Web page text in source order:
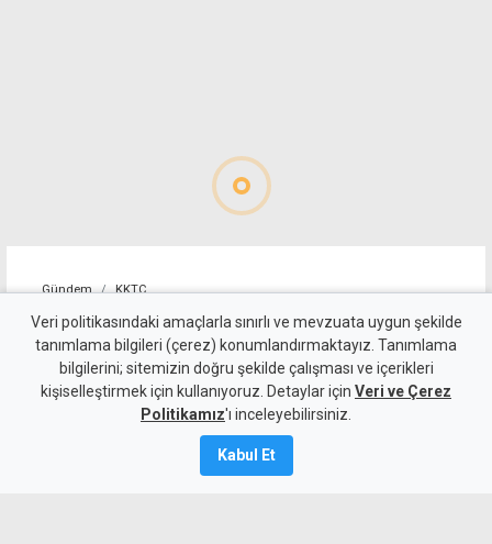
Gündem KKTC
520 sürücü rapor edildi: Hız
ihlali ilk sırada, alkollü
sürücüler ikinci sırada
Veri politikasındaki amaçlarla sınırlı ve mevzuata uygun şekilde
tanımlama bilgileri (çerez) konumlandırmaktayız. Tanımlama
bilgilerini; sitemizin doğru şekilde çalışması ve içerikleri
kişiselleştirmek için kullanıyoruz. Detaylar için Veri ve Çerez
Politikamız'ı inceleyebilirsiniz.
Kabul Et